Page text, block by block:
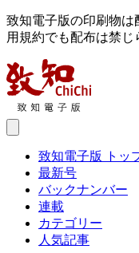
致知電子版の印刷物は
用規約でも配布は禁じ
致知電子版 トッ
最新号
バックナンバー
連載
カテゴリー
人気記事